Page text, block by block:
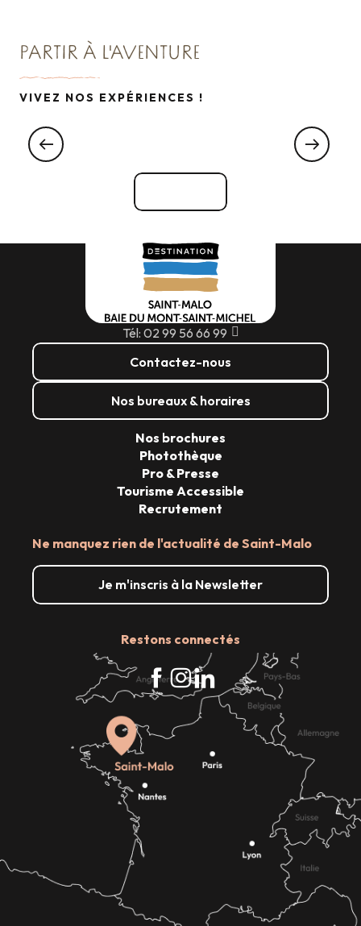
PARTIR À L'AVENTURE
VIVEZ NOS EXPÉRIENCES !
Atelier taille de pierre au CathédralOscope
Tél: 02 99 56 66 99
Contactez-nous
Nos bureaux & horaires
Ne manquez rien de l'actualité de Saint-Malo
Je m'inscris à la Newsletter
Restons connectés
Nos brochures
Photothèque
Pro & Presse
Tourisme Accessible
Recrutement